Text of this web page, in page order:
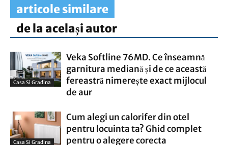
articole similare
de la același autor
Casa Si Gradina
Veka Softline 76MD. Ce înseamnă
garnitura mediană și de ce această
fereastră nimerește exact mijlocul
de aur
Casa Si Gradina
Cum alegi un calorifer din otel
pentru locuinta ta? Ghid complet
pentru o alegere corecta